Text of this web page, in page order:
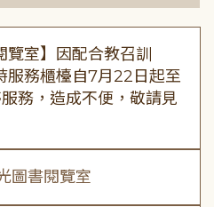
覽室】因配合教召訓
服務櫃檯自7月22日起至
務，造成不便，敬請見
圖書閱覽室